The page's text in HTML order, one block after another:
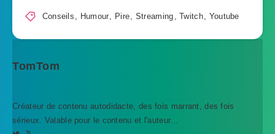
Conseils , Humour, Pire, Streaming ,Twitch, Youtube
TomTom
Créateur de contenu autodidacte, des fois marrant, des fois
sérieux. Valable pour le contenu et l'auteur...